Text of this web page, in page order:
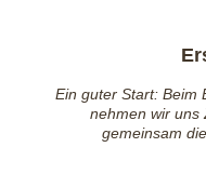
Ein guter Start: Beim
nehmen wir uns
gemeinsam